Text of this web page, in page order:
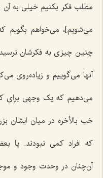
مطلب فکر بکنیم خیلی به
می‌شویم]، می‌خواهم بگویم
چنین چیزی به فکرشان نرسید،
آنها می‌گوییم و زیاده‌روی
می‌دهیم که یک وجهی برای
خب بالأخره در میان ایشان
که افراد کمی نبودند. یا
آن‌چنان در وحدت وجود و